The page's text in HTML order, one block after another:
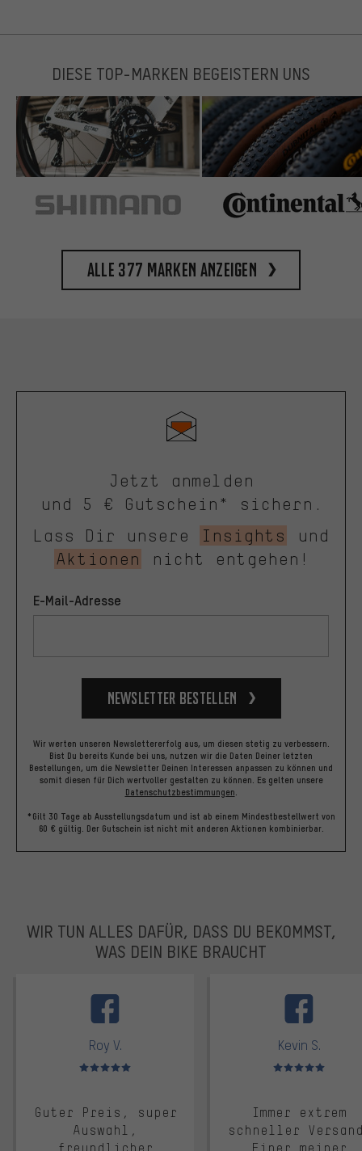
DIESE TOP-MARKEN BEGEISTERN UNS
Alle 377 Marken anzeigen
Jetzt anmelden
und 5 € Gutschein* sichern.
Lass Dir unsere
Insights
und
Aktionen
nicht entgehen!
E-Mail-Adresse
Newsletter bestellen
Wir werten unseren Newslettererfolg aus, um diesen stetig zu verbessern.
Bist Du bereits Kunde bei uns, nutzen wir die Daten Deiner letzten
Bestellungen, um die Newsletter Deinen Interessen anpassen zu können und
somit diesen für Dich wertvoller gestalten zu können. Es gelten unsere
Datenschutzbestimmungen.
*Gilt 30 Tage ab Ausstellungsdatum und ist ab einem Mindestbestellwert von
60 € gültig. Der Gutschein ist nicht mit anderen Aktionen kombinierbar.
WIR TUN ALLES DAFÜR, DASS DU BEKOMMST,
WAS DEIN BIKE BRAUCHT
Roy V.
Bewertungen: 5 von 5
Guter Preis, super
Auswahl,
Kevin S.
Bewertungen: 5 von 5
Immer extrem
schneller